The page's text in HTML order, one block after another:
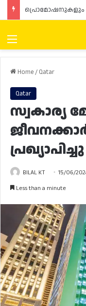
Menu
Home/ Qatar
Qatar
സ്വകാര്യ
പ്രഖ്യാപിച്ചു
BILAL KT 15/06/
Less than a minute